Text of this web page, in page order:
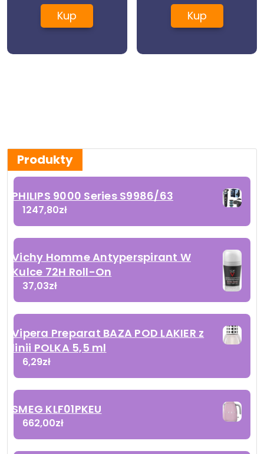
Kup Kup
Produkty
PHILIPS 9000 Series S9986/63
1247,80zł
Vichy Homme Antyperspirant W
Kulce 72H Roll-On
37,03zł
Vipera Preparat BAZA POD LAKIER z
linii POLKA 5,5 ml
6,29zł
SMEG KLF01PKEU
662,00zł